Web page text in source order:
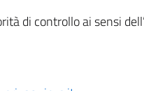
di controllo ai sensi